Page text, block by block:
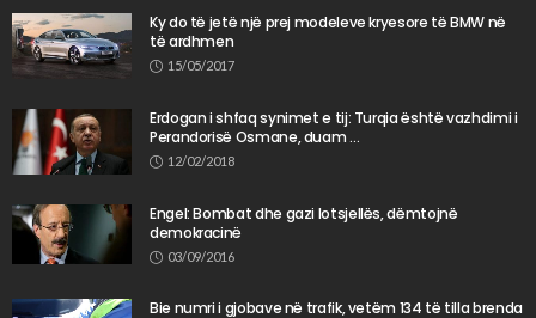
Ky do të jetë një prej modeleve kryesore të BMW në
të ardhmen
15/05/2017
Erdogan i shfaq synimet e tij: Turqia është vazhdimi i
Perandorisë Osmane, duam …
12/02/2018
Engel: Bombat dhe gazi lotsjellës, dëmtojnë
demokracinë
03/09/2016
Bie numri i gjobave në trafik, vetëm 134 të tilla brenda